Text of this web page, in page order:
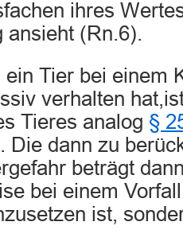
ihres
(Rn.6).
Tier bei einem
verhalten
Tieres analog §
Die dann zu
beträgt
bei einem
ist,